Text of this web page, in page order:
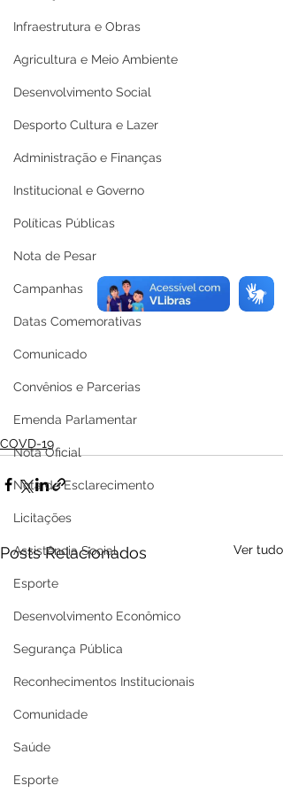
Infraestrutura e Obras
Agricultura e Meio Ambiente
Desenvolvimento Social
Desporto Cultura e Lazer
Administração e Finanças
Institucional e Governo
Políticas Públicas
Nota de Pesar
Campanhas
Datas Comemorativas
Comunicado
Convênios e Parcerias
Emenda Parlamentar
Nota Oficial
Nota de Esclarecimento
Licitações
Assistência Social
Esporte
Desenvolvimento Econômico
Segurança Pública
Reconhecimentos Institucionais
Comunidade
Saúde
Esporte
COVD-19
Posts Relacionados Ver tudo